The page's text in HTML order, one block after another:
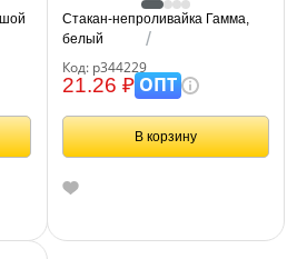
Стакан-непроливайка Гамма,
белый
Код: р344229
21.26 ₽ОПТ
В корзину